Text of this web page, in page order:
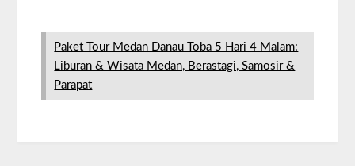
Paket Tour Medan Danau Toba 5 Hari 4 Malam:
Liburan & Wisata Medan, Berastagi, Samosir &
Parapat